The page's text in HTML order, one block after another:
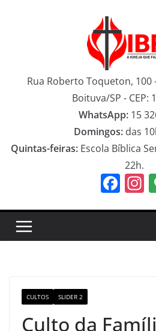
Rua Roberto Toqueton, 100
Boituva/SP - CEP:
WhatsApp: 15
Domingos: das
Quintas-feiras: Escola Bíblica
22h.
F
e
k
CULTOS SLIDER 2
Culto da